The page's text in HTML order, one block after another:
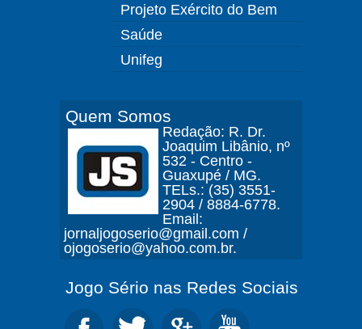
Projeto Exército do Bem
Saúde
Unifeg
Quem Somos
Redação: R. Dr.
Joaquim Libânio, nº
532 - Centro -
Guaxupé / MG.
TELs.: (35) 3551-
2904 / 8884-6778.
Email:
jornaljogoserio@gmail.com /
ojogoserio@yahoo.com.br.
Jogo Sério nas Redes Sociais